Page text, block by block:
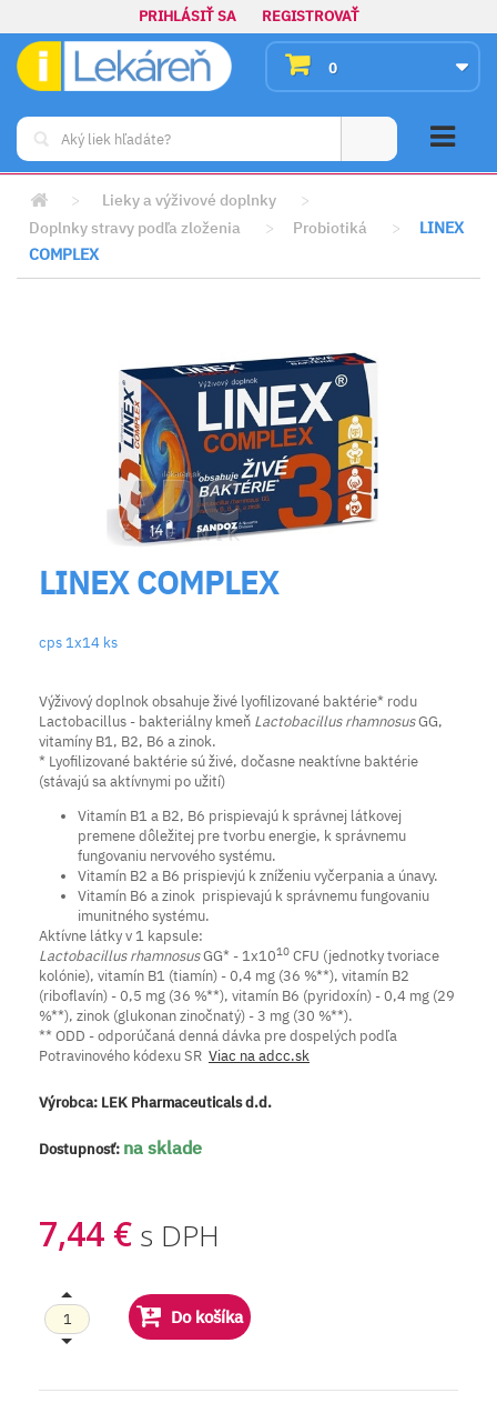
PRIHLÁSIŤ SA REGISTROVAŤ
0
> Lieky a výživové doplnky
>
Doplnky stravy podľa zloženia
> Probiotiká >
LINEX
COMPLEX
LINEX COMPLEX
cps 1x14 ks
Výživový doplnok obsahuje živé lyofilizované baktérie* rodu
Lactobacillus - bakteriálny kmeň Lactobacillus rhamnosusGG,
vitamíny B1, B2, B6 a zinok.
* Lyofilizované baktérie sú živé, dočasne neaktívne baktérie
(stávajú sa aktívnymi po užití)
Vitamín B1 a B2, B6 prispievajú k správnej látkovej
premene dôležitej pre tvorbu energie, k správnemu
fungovaniu nervového systému.
Vitamín B2 a B6 prispievjú k zníženiu vyčerpania a únavy.
Vitamín B6 a zinok prispievajú k správnemu fungovaniu
imunitného systému.
Aktívne látky v 1 kapsule:
Lactobacillus rhamnosusGG* - 1x1010 CFU (jednotky tvoriace
kolónie), vitamín B1 (tiamín) - 0,4 mg (36 %**), vitamín B2
(riboflavín) - 0,5 mg (36 %**), vitamín B6 (pyridoxín) - 0,4 mg (29
%**), zinok (glukonan zinočnatý) - 3 mg (30 %**).
** ODD - odporúčaná denná dávka pre dospelých podľa
Potravinového kódexu SR Viac na adcc.sk
Výrobca: LEK Pharmaceuticals d.d.
Dostupnosť: na sklade
7,44 € s DPH
Do košíka